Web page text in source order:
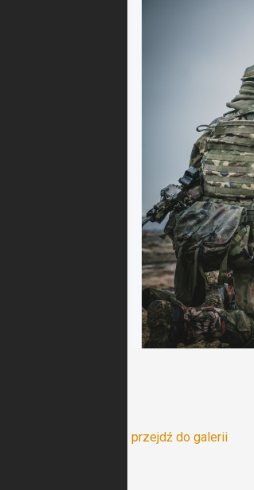
przejdź do galerii